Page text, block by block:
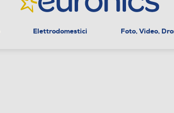
Elettrodomestici Foto, Video,